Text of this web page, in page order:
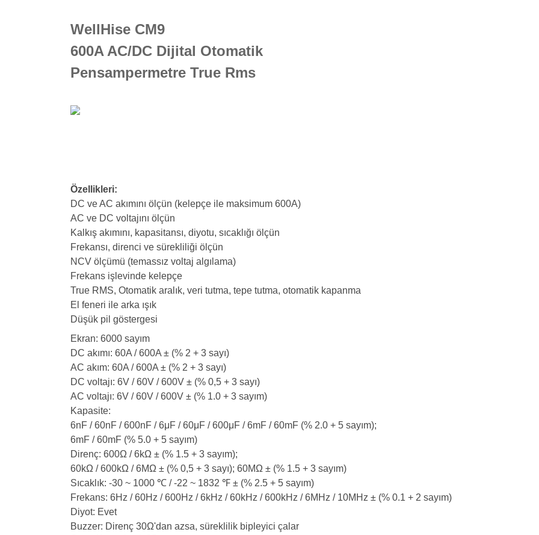
WellHise CM9
600A AC/DC Dijital Otomatik
Pensampermetre True Rms
Özellikleri:
DC ve AC akımını ölçün (kelepçe ile maksimum 600A)
AC ve DC voltajını ölçün
Kalkış akımını, kapasitansı, diyotu, sıcaklığı ölçün
Frekansı, direnci ve sürekliliği ölçün
NCV ölçümü (temassız voltaj algılama)
Frekans işlevinde kelepçe
True RMS, Otomatik aralık, veri tutma, tepe tutma, otomatik kapanma
El feneri ile arka ışık
Düşük pil göstergesi
Ekran: 6000 sayım
DC akımı: 60A / 600A ± (% 2 + 3 sayı)
AC akım: 60A / 600A ± (% 2 + 3 sayı)
DC voltajı: 6V / 60V / 600V ± (% 0,5 + 3 sayı)
AC voltajı: 6V / 60V / 600V ± (% 1.0 + 3 sayım)
Kapasite:
6nF / 60nF / 600nF / 6μF / 60μF / 600μF / 6mF / 60mF (% 2.0 + 5 sayım);
6mF / 60mF (% 5.0 + 5 sayım)
Direnç: 600Ω / 6kΩ ± (% 1.5 + 3 sayım);
60kΩ / 600kΩ / 6MΩ ± (% 0,5 + 3 sayı); 60MΩ ± (% 1.5 + 3 sayım)
Sıcaklık: -30 ~ 1000 ℃ / -22 ~ 1832 ℉ ± (% 2.5 + 5 sayım)
Frekans: 6Hz / 60Hz / 600Hz / 6kHz / 60kHz / 600kHz / 6MHz / 10MHz ± (% 0.1 + 2 sayım)
Diyot: Evet
Buzzer: Direnç 30Ω'dan azsa, süreklilik bipleyici çalar